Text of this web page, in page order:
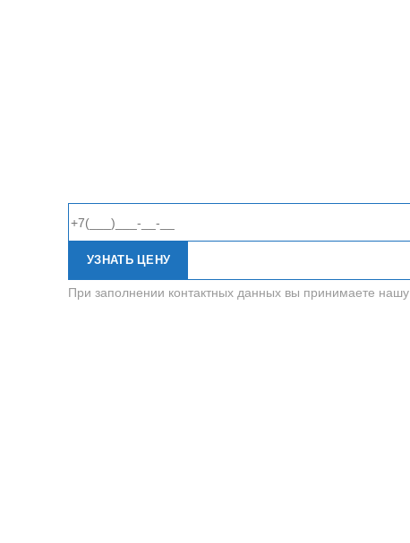
УЗНАТЬ ЦЕНУ
При заполнении контактных данных вы принимаете нашу